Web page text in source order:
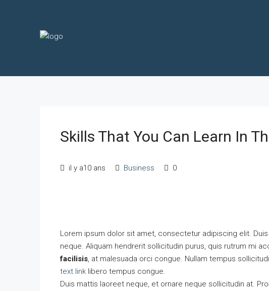
Skills That You Can Learn In
il y a10 ans Business 0
Lorem ipsum dolor sit amet, consectetur adipiscing elit.
neque. Aliquam hendrerit sollicitudin purus, quis rutrum mi
facilisis, at malesuada orci congue. Nullam tempus
text link libero tempus congue.
Duis mattis laoreet neque, et ornare neque sollicitudin at.